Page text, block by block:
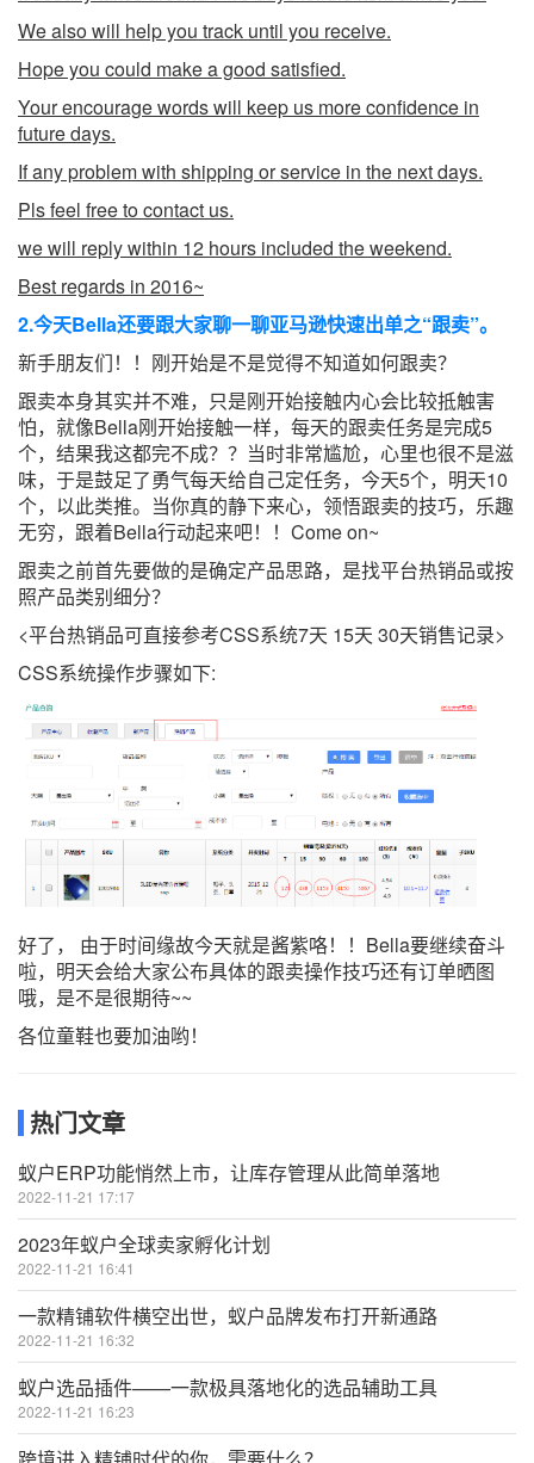
We also will help you track until you receive.
Hope you could make a good satisfied.
Your encourage words will keep us more confidence in
future days.
If any problem with shipping or service in the next days.
Pls feel free to contact us.
we will reply within 12 hours included the weekend.
Best regards in 2016~
2.今天Bella还要跟大家聊一聊亚马逊快速出单之“跟卖”。
新手朋友们！！刚开始是不是觉得不知道如何跟卖？
跟卖本身其实并不难，只是刚开始接触内心会比较抵触害
怕，就像Bella刚开始接触一样，每天的跟卖任务是完成5
个，结果我这都完不成？？当时非常尴尬，心里也很不是滋
味，于是鼓足了勇气每天给自己定任务，今天5个，明天10
个，以此类推。当你真的静下来心，领悟跟卖的技巧，乐趣
无穷，跟着Bella行动起来吧！！Come on~
跟卖之前首先要做的是确定产品思路，是找平台热销品或按
照产品类别细分？
<平台热销品可直接参考CSS系统7天 15天 30天销售记录>
CSS系统操作步骤如下:
好了， 由于时间缘故今天就是酱紫咯！！Bella要继续奋斗
啦，明天会给大家公布具体的跟卖操作技巧还有订单晒图
哦，是不是很期待~~
各位童鞋也要加油哟！
热门文章
蚁户ERP功能悄然上市，让库存管理从此简单落地
2022-11-21 17:17
2023年蚁户全球卖家孵化计划
2022-11-21 16:41
一款精铺软件横空出世，蚁户品牌发布打开新通路
2022-11-21 16:32
蚁户选品插件——一款极具落地化的选品辅助工具
2022-11-21 16:23